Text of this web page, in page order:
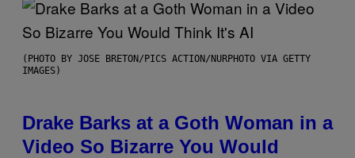
(PHOTO BY JOSE BRETON/PICS ACTION/NURPHOTO VIA GETTY
IMAGES)
Drake Barks at a Goth Woman in a
Video So Bizarre You Would